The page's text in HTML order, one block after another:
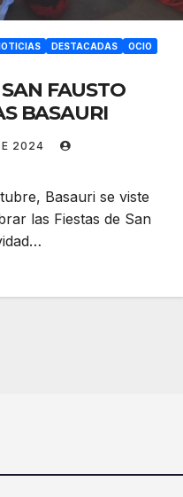
DESTACADAS
OCIO
FAUSTO
BASAURI
2024
Basauri se viste
las Fiestas de San